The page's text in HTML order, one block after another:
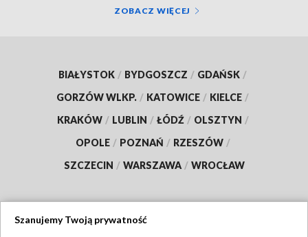
ZOBACZ WIĘCEJ
BIAŁYSTOK / BYDGOSZCZ / GDAŃSK /
GORZÓW WLKP. / KATOWICE / KIELCE /
KRAKÓW / LUBLIN / ŁÓDŹ / OLSZTYN /
OPOLE / POZNAŃ / RZESZÓW /
SZCZECIN / WARSZAWA / WROCŁAW
Szanujemy Twoją prywatność